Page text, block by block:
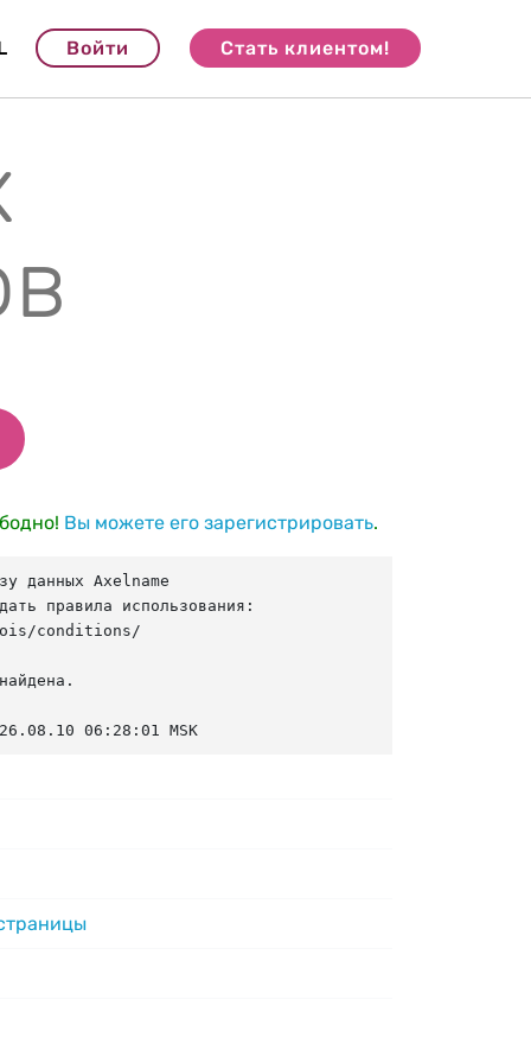
Войти Стать клиентом!
Вы можете его зарегистрировать.
данных Axelname
правила использования:
conditions/
06:28:01 MSK